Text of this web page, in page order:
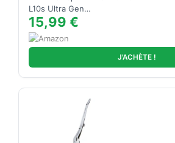
L10s Ultra Gen…
15,99 €
J'ACHÈTE !